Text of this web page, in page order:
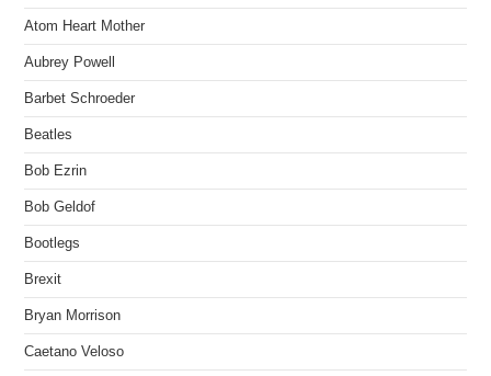
Atom Heart Mother
Aubrey Powell
Barbet Schroeder
Beatles
Bob Ezrin
Bob Geldof
Bootlegs
Brexit
Bryan Morrison
Caetano Veloso